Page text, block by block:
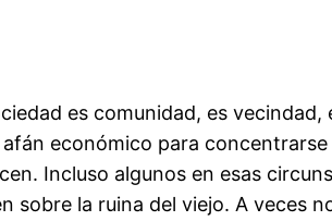
es comunidad, es vecindad,
económico para
Incluso algunos en esas
la ruina del viejo. A veces